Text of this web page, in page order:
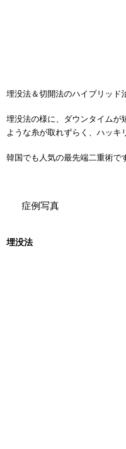
埋没法＆切開法のハイブリッド
埋没法の様に、ダウンタイムが
ような糸が取れずらく、ハッキ
韓国でも人気の最先端二重術で
症例写真
埋没法